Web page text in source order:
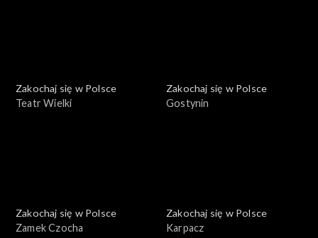
Zakochaj się w Polsce
Teatr Wielki
Zakochaj się w Polsce
Gostynin
Zakochaj się w Polsce
Zamek Czocha
Zakochaj się w Polsce
Karpacz